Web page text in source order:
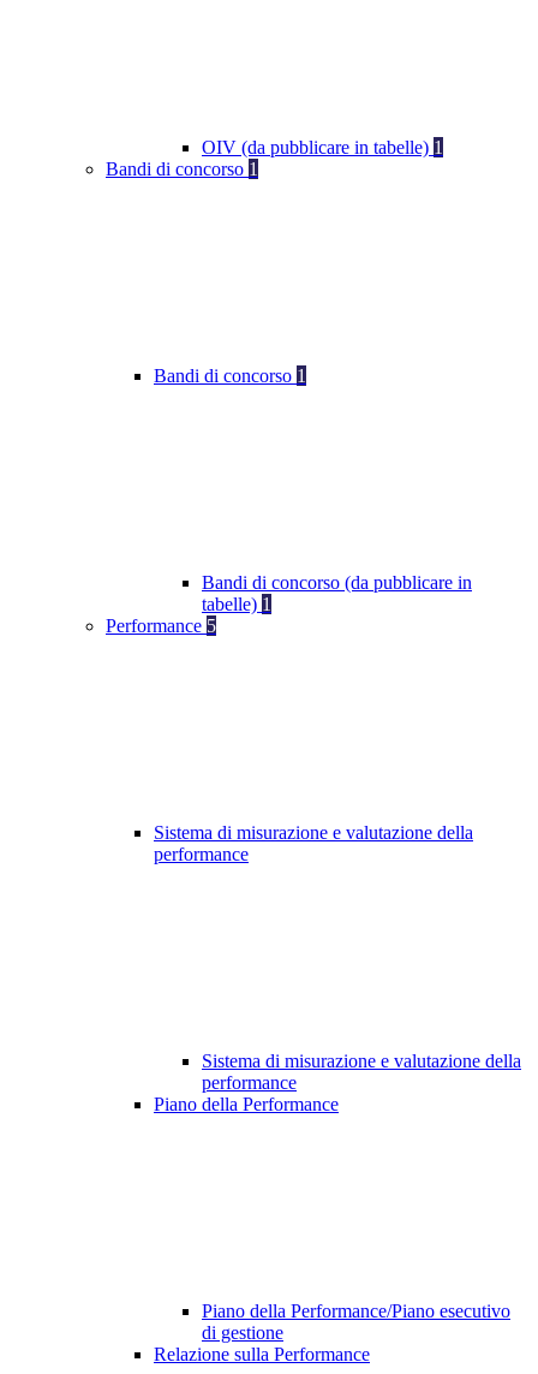
OIV (da pubblicare in tabelle) 1
Bandi di concorso 1
Bandi di concorso 1
Bandi di concorso (da pubblicare in
tabelle) 1
Performance 5
Sistema di misurazione e valutazione della
performance
Sistema di misurazione e valutazione della
performance
Piano della Performance
Piano della Performance/Piano esecutivo
di gestione
Relazione sulla Performance